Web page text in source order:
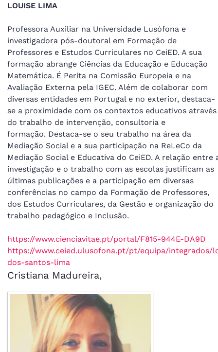
LOUISE LIMA
Professora Auxiliar na Universidade Lusófona e
investigadora pós-doutoral em Formação de
Professores e Estudos Curriculares no CeiED. A sua
formação abrange Ciências da Educação e Educação
Matemática. É Perita na Comissão Europeia e na
Avaliação Externa pela IGEC. Além de colaborar com
diversas entidades em Portugal e no exterior, destaca-
se a proximidade com os contextos educativos através
do trabalho de intervenção, consultoria e
formação. Destaca-se o seu trabalho na área da
Mediação Social e a sua participação na ReLeCo da
Mediação Social e Educativa do CeiED. A relação entre
investigação e o trabalho com as escolas justificam as
últimas publicações e a participação em diversas
conferências no campo da Formação de Professores,
dos Estudos Curriculares, da Gestão e organização do
trabalho pedagógico e Inclusão.
https://www.cienciavitae.pt/portal/F815-944E-DA9D
https://www.ceied.ulusofona.pt/pt/equipa/integrados/
dos-santos-lima
Cristiana Madureira,